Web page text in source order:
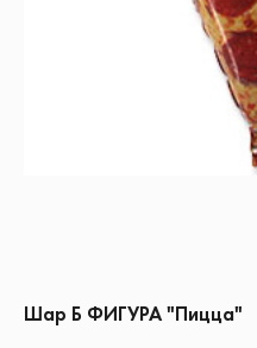
Шар Б ФИГУРА "Пицца"